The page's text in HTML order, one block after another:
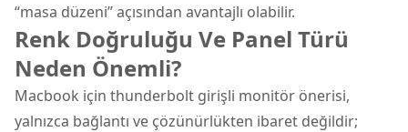
“masa düzeni” açısından avantajlı olabilir.
Renk Doğruluğu Ve Panel Türü
Neden Önemli?
Macbook için thunderbolt girişli monitör önerisi,
yalnızca bağlantı ve çözünürlükten ibaret değildir;